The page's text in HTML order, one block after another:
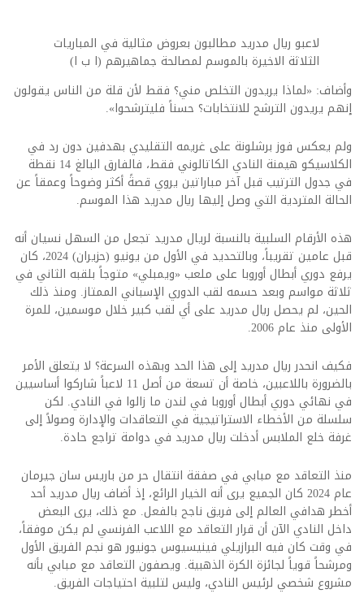
لاعبو ريال مدريد مطالبون بعروض مثالية في المباريات
الثلاثة الاخيرة بالموسم لمصالحة جماهيرهم (ا ب ا)
وأضاف: «لماذا يريدون التخلص مني؟ فقط لأن قلة من الناس يقولون
إنهم يريدون الترشح للانتخابات؟ حسناً فليترشحوا».
ولم يعكس فوز برشلونة على غريمه التقليدي بهدفين دون رد في
الكلاسيكو هيمنة النادي الكاتالوني فقط، فالفارق البالغ 14 نقطة
في جدول الترتيب قبل آخر مباراتين يروي قصةً أكثر وضوحاً وعمقاً عن
الحالة المتردية التي وصل إليها ريال مدريد هذا الموسم.
هذه الأرقام السلبية بالنسبة لريال مدريد تجعل من السهل نسيان أنه
قبل عامين تقريباً، وبالتحديد في الأول من يونيو (حزيران) 2024، كان
يرفع دوري أبطال أوروبا على ملعب «ويمبلي» متوجاً بلقبه الثاني في
ثلاثة مواسم وبعد حسمه لقب الدوري الإسباني الممتاز. ومنذ ذلك
الحين، لم يحصل ريال مدريد على أي لقب كبير خلال موسمين، للمرة
الأولى منذ عام 2006.
فكيف انحدر ريال مدريد إلى هذا الحد وبهذه السرعة؟ لا يتعلق الأمر
بالضرورة باللاعبين، خاصة أن تسعة من أصل 11 لاعباً شاركوا أساسيين
في نهائي دوري أبطال أوروبا في لندن ما زالوا في النادي. لكن
سلسلة من الأخطاء الاستراتيجية في التعاقدات والإدارة وصولاً إلى
غرفة خلع الملابس أدخلت ريال مدريد في دوامة تراجع حادة.
منذ التعاقد مع مبابي في صفقة انتقال حر من باريس سان جيرمان
عام 2024 كان الجميع يرى أنه الخيار الرائع، إذ أضاف ريال مدريد أحد
أخطر هدافي العالم إلى فريق ناجح بالفعل. مع ذلك، يرى البعض
داخل النادي الآن أن قرار التعاقد مع اللاعب الفرنسي لم يكن موفقاً،
في وقت كان فيه البرازيلي فينيسيوس جونيور هو نجم الفريق الأول
ومرشحاً قوياً لجائزة الكرة الذهبية. ويصفون التعاقد مع مبابي بأنه
مشروع شخصي لرئيس النادي، وليس لتلبية احتياجات الفريق.